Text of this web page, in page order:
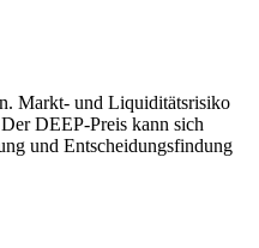
Markt- und Liquiditätsrisiko
DEEP-Preis kann sich
und Entscheidungsfindung